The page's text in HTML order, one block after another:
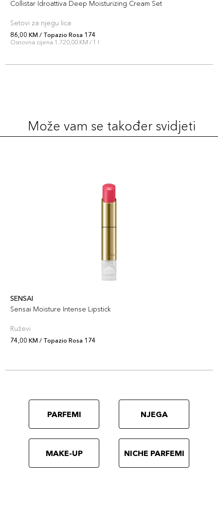
Šifra artikla
+7 PLAZA cvjetića
Rubellite 165
8015150004206
Collistar Idroattiva Deep Moisturizing Cream Set
Setovi za njegu lica
86,00 KM / Topazio Rosa 174
Osnovna cijena 1.720,00 KM / 1 l
Može vam se također svidjeti
SENSAI
Sensai Moisture Intense Lipstick
Ruževi
74,00 KM / Topazio Rosa 174
PARFEMI NJEGA
MAKE-UP NICHE PARFEMI